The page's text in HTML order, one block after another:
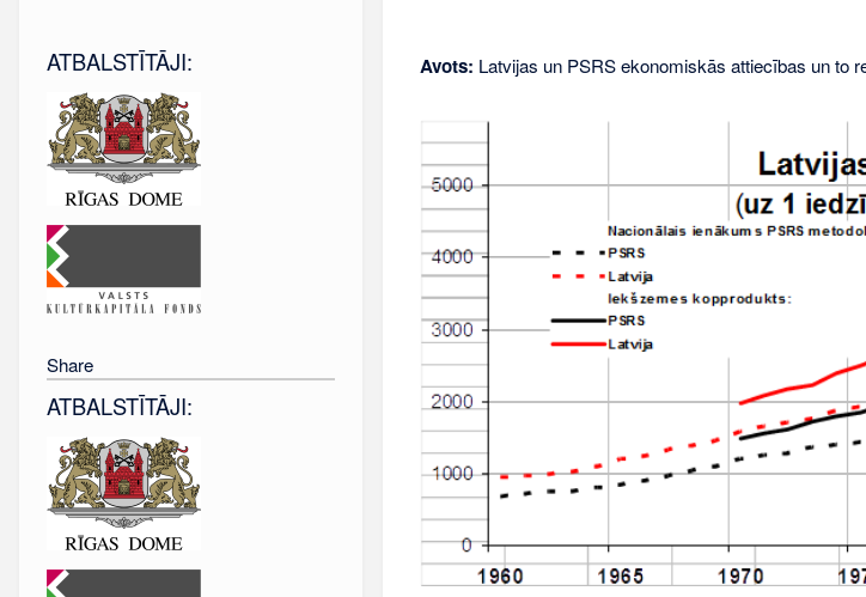
Avots: Latvijas un PSRS ekonomiskās attiecības un to
ATBALSTĪTĀJI:
Share
ATBALSTĪTĀJI: